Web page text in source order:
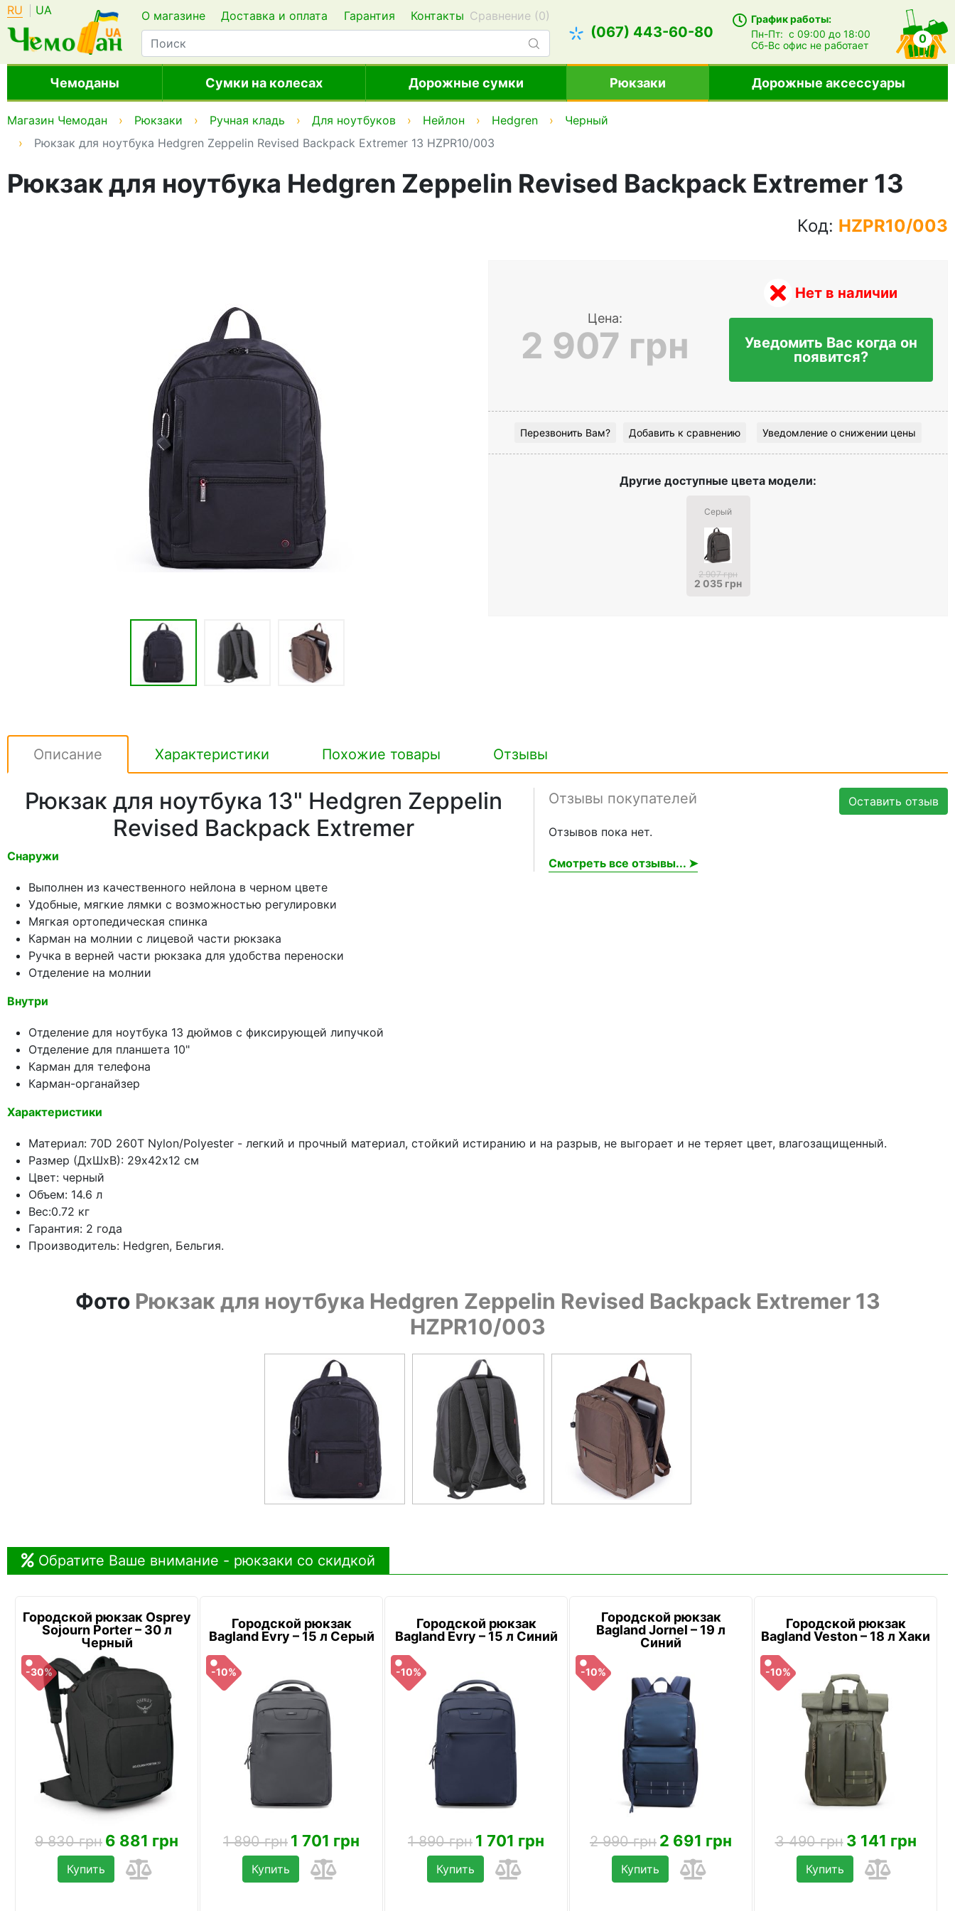
RU UA О магазине Доставка и оплата Гарантия Контакты Сравнение (0)
(067) 443-60-80
График работы:
Пн-Пт:с 09:00 до 18:00
Сб-Всофис не работает 0
Чемоданы Сумки на колесах Дорожные сумки Рюкзаки Дорожные аксессуары
Магазин Чемодан Рюкзаки Ручная кладь Для ноутбуков Нейлон Hedgren
Черный
Рюкзак для ноутбука Hedgren Zeppelin Revised Backpack Extremer 13 HZPR10/003
Рюкзак для ноутбука Hedgren Zeppelin Revised Backpack Extremer 13
Код: HZPR10/003
Цена:
2 907 грн
Нет в наличии
Уведомить Вас когда он
появится?
Перезвонить Вам? Добавить к сравнению Уведомление о снижении цены
Другие доступные цвета модели:
Серый
2 907 грн
2 035 грн
Описание Характеристики Похожие товары Отзывы
Оставить отзыв
Отзывы покупателей
Отзывов пока нет.
Смотреть все отзывы... ➤
Рюкзак для ноутбука 13" Hedgren Zeppelin
Revised Backpack Extremer
Снаружи
Выполнен из качественного нейлона в черном цвете
Удобные, мягкие лямки с возможностью регулировки
Мягкая ортопедическая спинка
Карман на молнии с лицевой части рюкзака
Ручка в верней части рюкзака для удобства переноски
Отделение на молнии
Внутри
Отделение для ноутбука 13 дюймов с фиксирующей липучкой
Отделение для планшета 10"
Карман для телефона
Карман-органайзер
Характеристики
Материал: 70D 260T Nylon/Polyester - легкий и прочный материал, стойкий истиранию и на разрыв, не выгорает и не теряет цвет, влагозащищенный.
Размер (ДхШхВ): 29х42х12 см
Цвет: черный
Объем: 14.6 л
Вес:0.72 кг
Гарантия: 2 года
Производитель: Hedgren, Бельгия.
Фото Рюкзак для ноутбука Hedgren Zeppelin Revised Backpack Extremer 13
HZPR10/003
Обратите Ваше внимание - рюкзаки со скидкой
Городской рюкзак Osprey
Sojourn Porter – 30 л
Черный
-30%
9 830 грн 6 881 грн
Купить
Городской рюкзак
Bagland Evry – 15 л Серый
-10%
1 890 грн 1 701 грн
Купить
Городской рюкзак
Bagland Evry – 15 л Синий
-10%
1 890 грн 1 701 грн
Купить
Городской рюкзак
Bagland Jornel – 19 л
Синий
-10%
2 990 грн 2 691 грн
Купить
Городской рюкзак
Bagland Veston – 18 л Хаки
-10%
3 490 грн 3 141 грн
Купить